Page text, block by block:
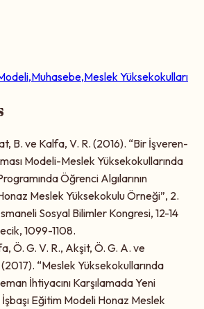
Yüksekokulları
B. ve Kalfa, V. R. (2016). “Bir İşveren-
Modeli-Meslek Yüksekokullarında
Öğrenci Algılarının
Meslek Yüksekokulu Örneği”, 2.
Sosyal Bilimler Kongresi, 12-14
1099-1108.
Ö. G. V. R., Akşit, Ö. G. A. ve
“Meslek Yüksekokullarında
İhtiyacını Karşılamada Yeni
İşbaşı Eğitim Modeli Honaz Meslek